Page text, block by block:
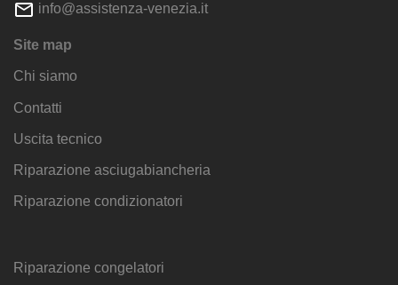
info@assistenza-venezia.it
Site map
Chi siamo
Contatti
Uscita tecnico
Riparazione asciugabiancheria
Riparazione condizionatori
Riparazione congelatori